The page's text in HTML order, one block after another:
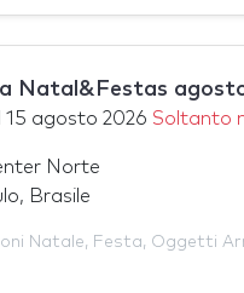
Natal&Festas
15 agosto 2026 Soltanto
Norte
Brasile
Natale, Festa, Oggetti